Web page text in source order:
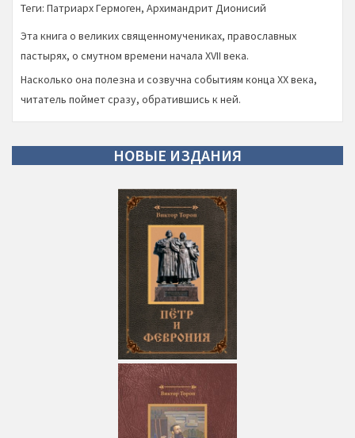
Теги: Патриарх Гермоген, Архимандрит Дионисий
Эта книга о великих священномучениках, православных
пастырях, о смутном времени начала XVII века.
Насколько она полезна и созвучна событиям конца XX века,
читатель поймет сразу, обратившись к ней.
НОВЫЕ ИЗДАНИЯ